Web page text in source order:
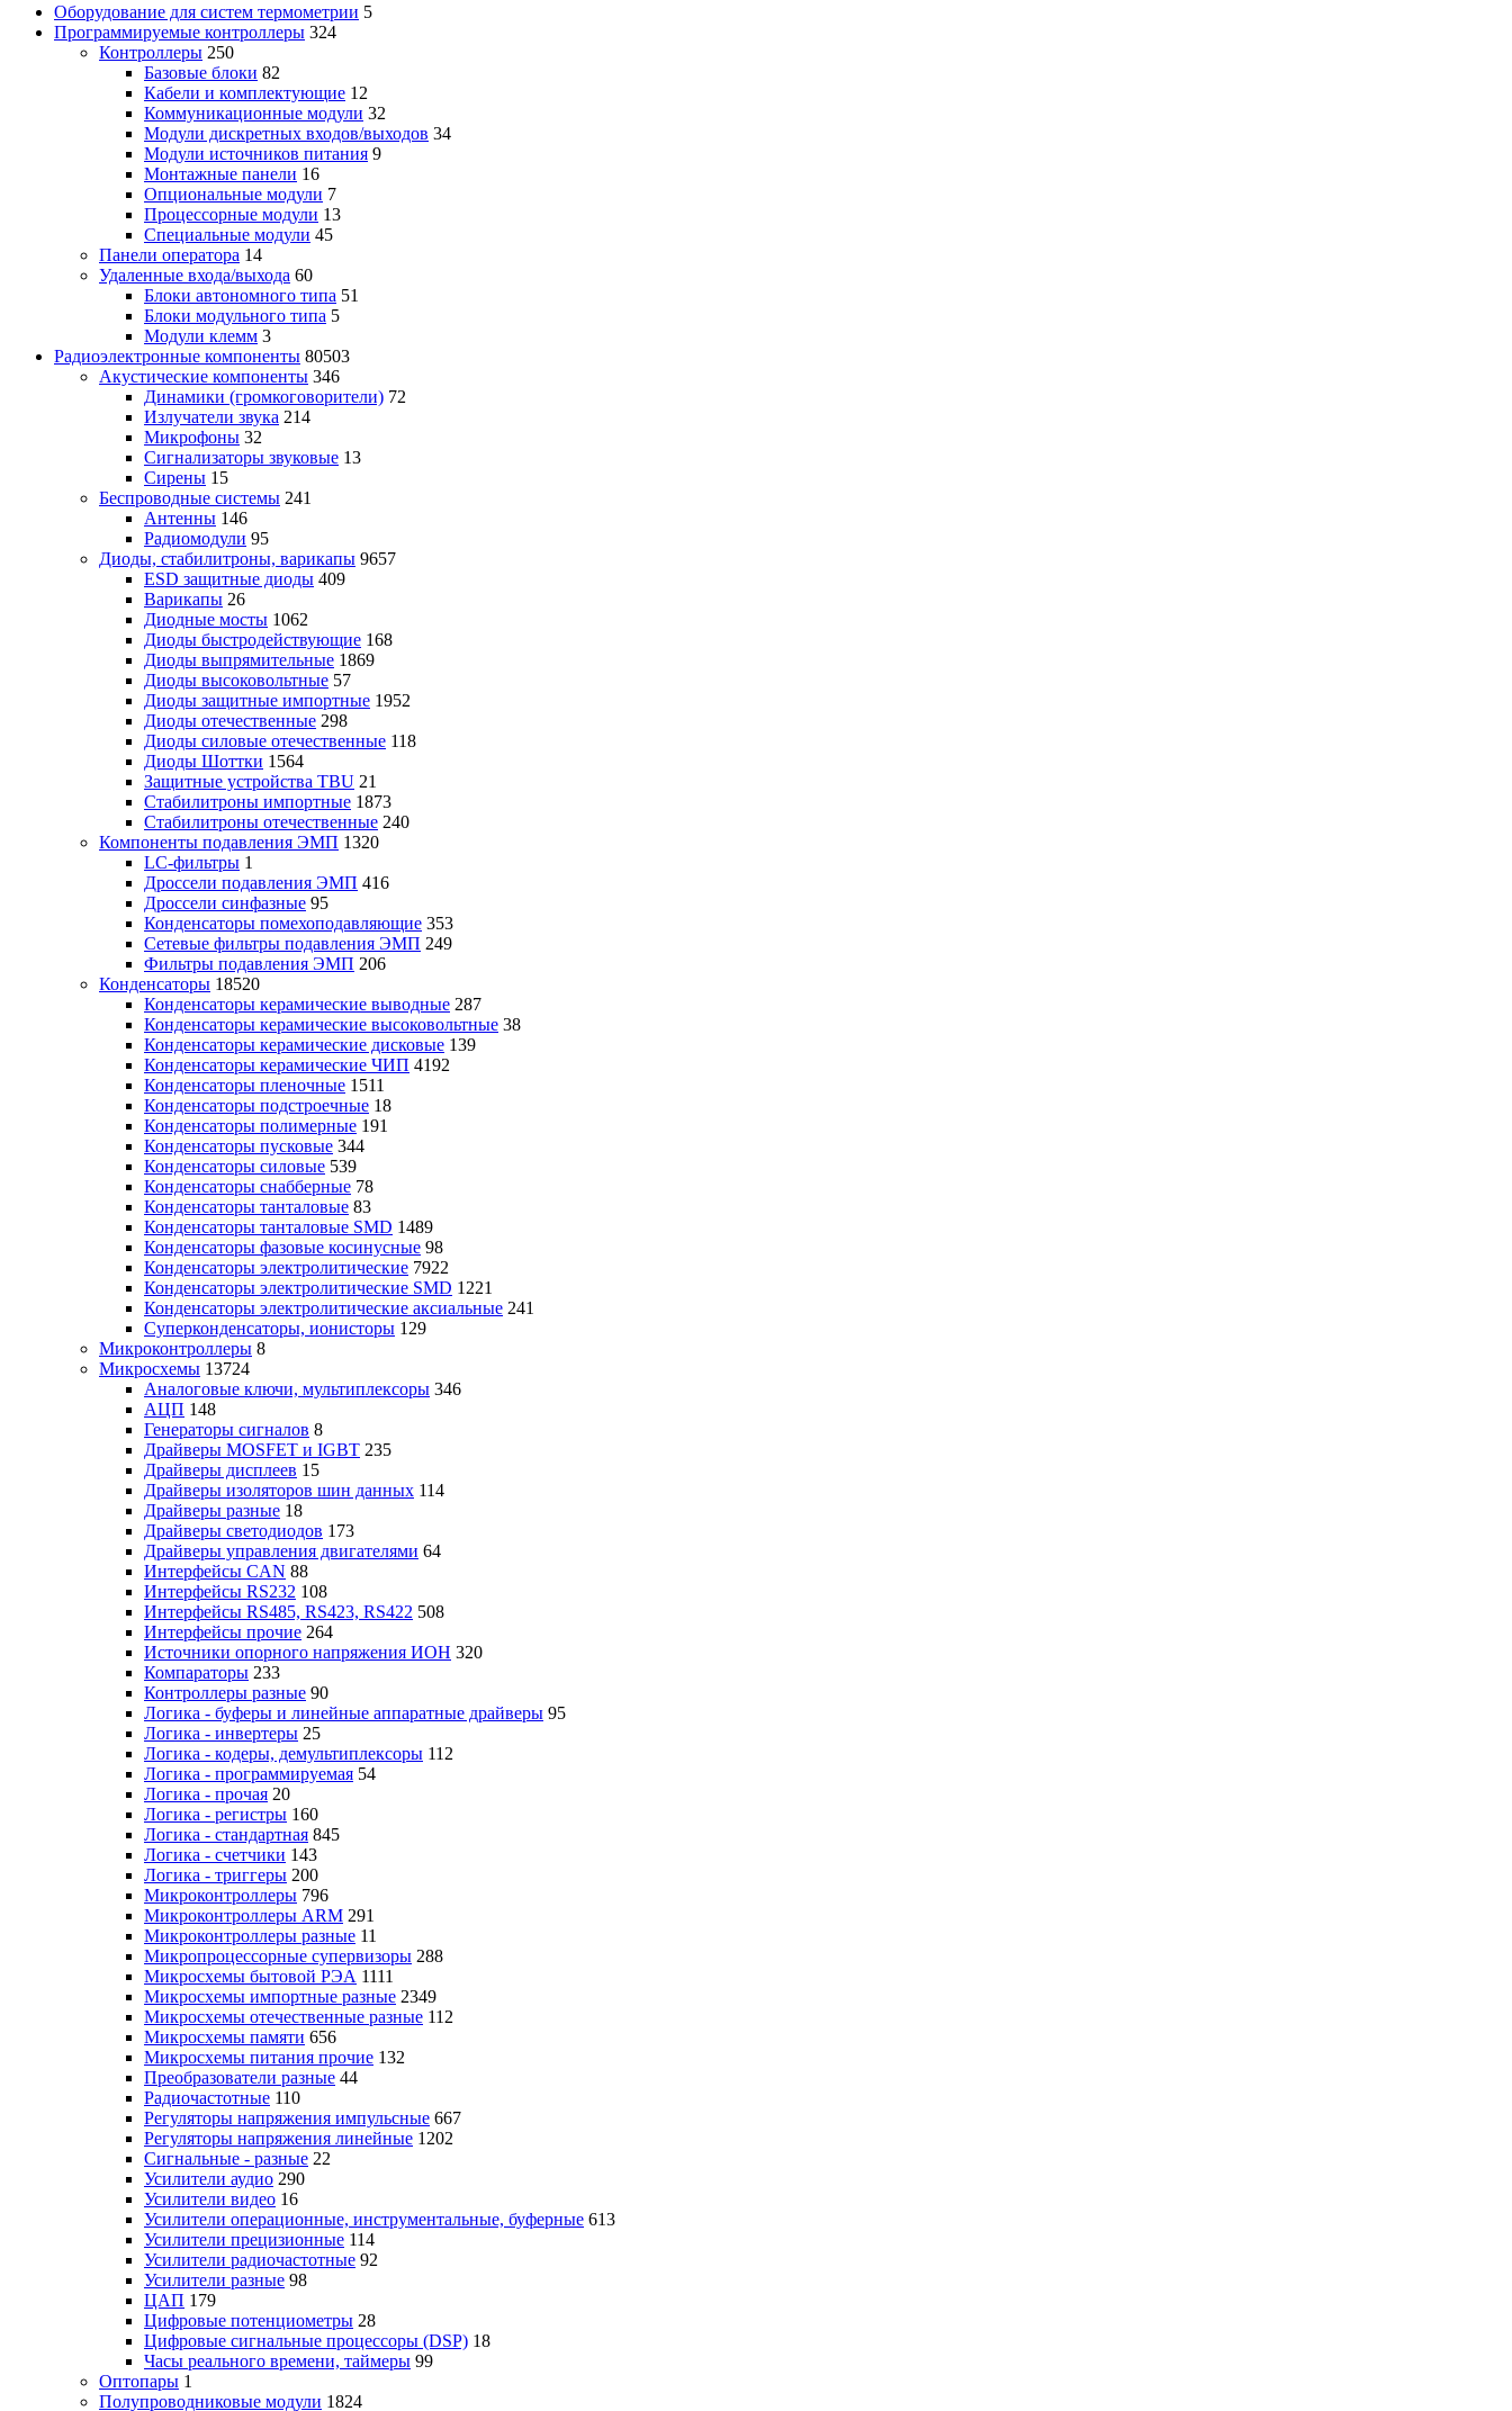
Оборудование для систем термометрии 5
Программируемые контроллеры 324
Контроллеры 250
Базовые блоки 82
Кабели и комплектующие 12
Коммуникационные модули 32
Модули дискретных входов/выходов 34
Модули источников питания 9
Монтажные панели 16
Опциональные модули 7
Процессорные модули 13
Специальные модули 45
Панели оператора 14
Удаленные входа/выхода 60
Блоки автономного типа 51
Блоки модульного типа 5
Модули клемм 3
Радиоэлектронные компоненты 80503
Акустические компоненты 346
Динамики (громкоговорители) 72
Излучатели звука 214
Микрофоны 32
Сигнализаторы звуковые 13
Сирены 15
Беспроводные системы 241
Антенны 146
Радиомодули 95
Диоды, стабилитроны, варикапы 9657
ESD защитные диоды 409
Варикапы 26
Диодные мосты 1062
Диоды быстродействующие 168
Диоды выпрямительные 1869
Диоды высоковольтные 57
Диоды защитные импортные 1952
Диоды отечественные 298
Диоды силовые отечественные 118
Диоды Шоттки 1564
Защитные устройства TBU 21
Стабилитроны импортные 1873
Стабилитроны отечественные 240
Компоненты подавления ЭМП 1320
LC-фильтры 1
Дроссели подавления ЭМП 416
Дроссели синфазные 95
Конденсаторы помехоподавляющие 353
Сетевые фильтры подавления ЭМП 249
Фильтры подавления ЭМП 206
Конденсаторы 18520
Конденсаторы керамические выводные 287
Конденсаторы керамические высоковольтные 38
Конденсаторы керамические дисковые 139
Конденсаторы керамические ЧИП 4192
Конденсаторы пленочные 1511
Конденсаторы подстроечные 18
Конденсаторы полимерные 191
Конденсаторы пусковые 344
Конденсаторы силовые 539
Конденсаторы снабберные 78
Конденсаторы танталовые 83
Конденсаторы танталовые SMD 1489
Конденсаторы фазовые косинусные 98
Конденсаторы электролитические 7922
Конденсаторы электролитические SMD 1221
Конденсаторы электролитические аксиальные 241
Суперконденсаторы, ионисторы 129
Микроконтроллеры 8
Микросхемы 13724
Аналоговые ключи, мультиплексоры 346
АЦП 148
Генераторы сигналов 8
Драйверы MOSFET и IGBT 235
Драйверы дисплеев 15
Драйверы изоляторов шин данных 114
Драйверы разные 18
Драйверы светодиодов 173
Драйверы управления двигателями 64
Интерфейсы CAN 88
Интерфейсы RS232 108
Интерфейсы RS485, RS423, RS422 508
Интерфейсы прочие 264
Источники опорного напряжения ИОН 320
Компараторы 233
Контроллеры разные 90
Логика - буферы и линейные аппаратные драйверы 95
Логика - инвертеры 25
Логика - кодеры, демультиплексоры 112
Логика - программируемая 54
Логика - прочая 20
Логика - регистры 160
Логика - стандартная 845
Логика - счетчики 143
Логика - триггеры 200
Микроконтроллеры 796
Микроконтроллеры ARM 291
Микроконтроллеры разные 11
Микропроцессорные супервизоры 288
Микросхемы бытовой РЭА 1111
Микросхемы импортные разные 2349
Микросхемы отечественные разные 112
Микросхемы памяти 656
Микросхемы питания прочие 132
Преобразователи разные 44
Радиочастотные 110
Регуляторы напряжения импульсные 667
Регуляторы напряжения линейные 1202
Сигнальные - разные 22
Усилители аудио 290
Усилители видео 16
Усилители операционные, инструментальные, буферные 613
Усилители прецизионные 114
Усилители радиочастотные 92
Усилители разные 98
ЦАП 179
Цифровые потенциометры 28
Цифровые сигнальные процессоры (DSP) 18
Часы реального времени, таймеры 99
Оптопары 1
Полупроводниковые модули 1824